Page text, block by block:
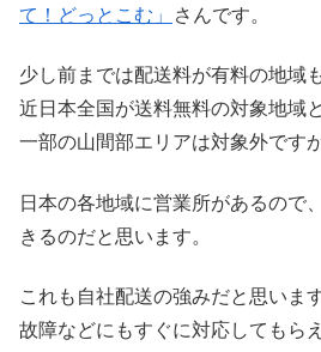
て！どっとこむ」
さんです。
少し前までは配送料が有料の地域
近日本全国が送料無料の対象地域
一部の山間部エリアは対象外です
日本の各地域に営業所があるので
きるのだと思います。
これも自社配送の強みだと思いま
故障などにもすぐに対応してもら